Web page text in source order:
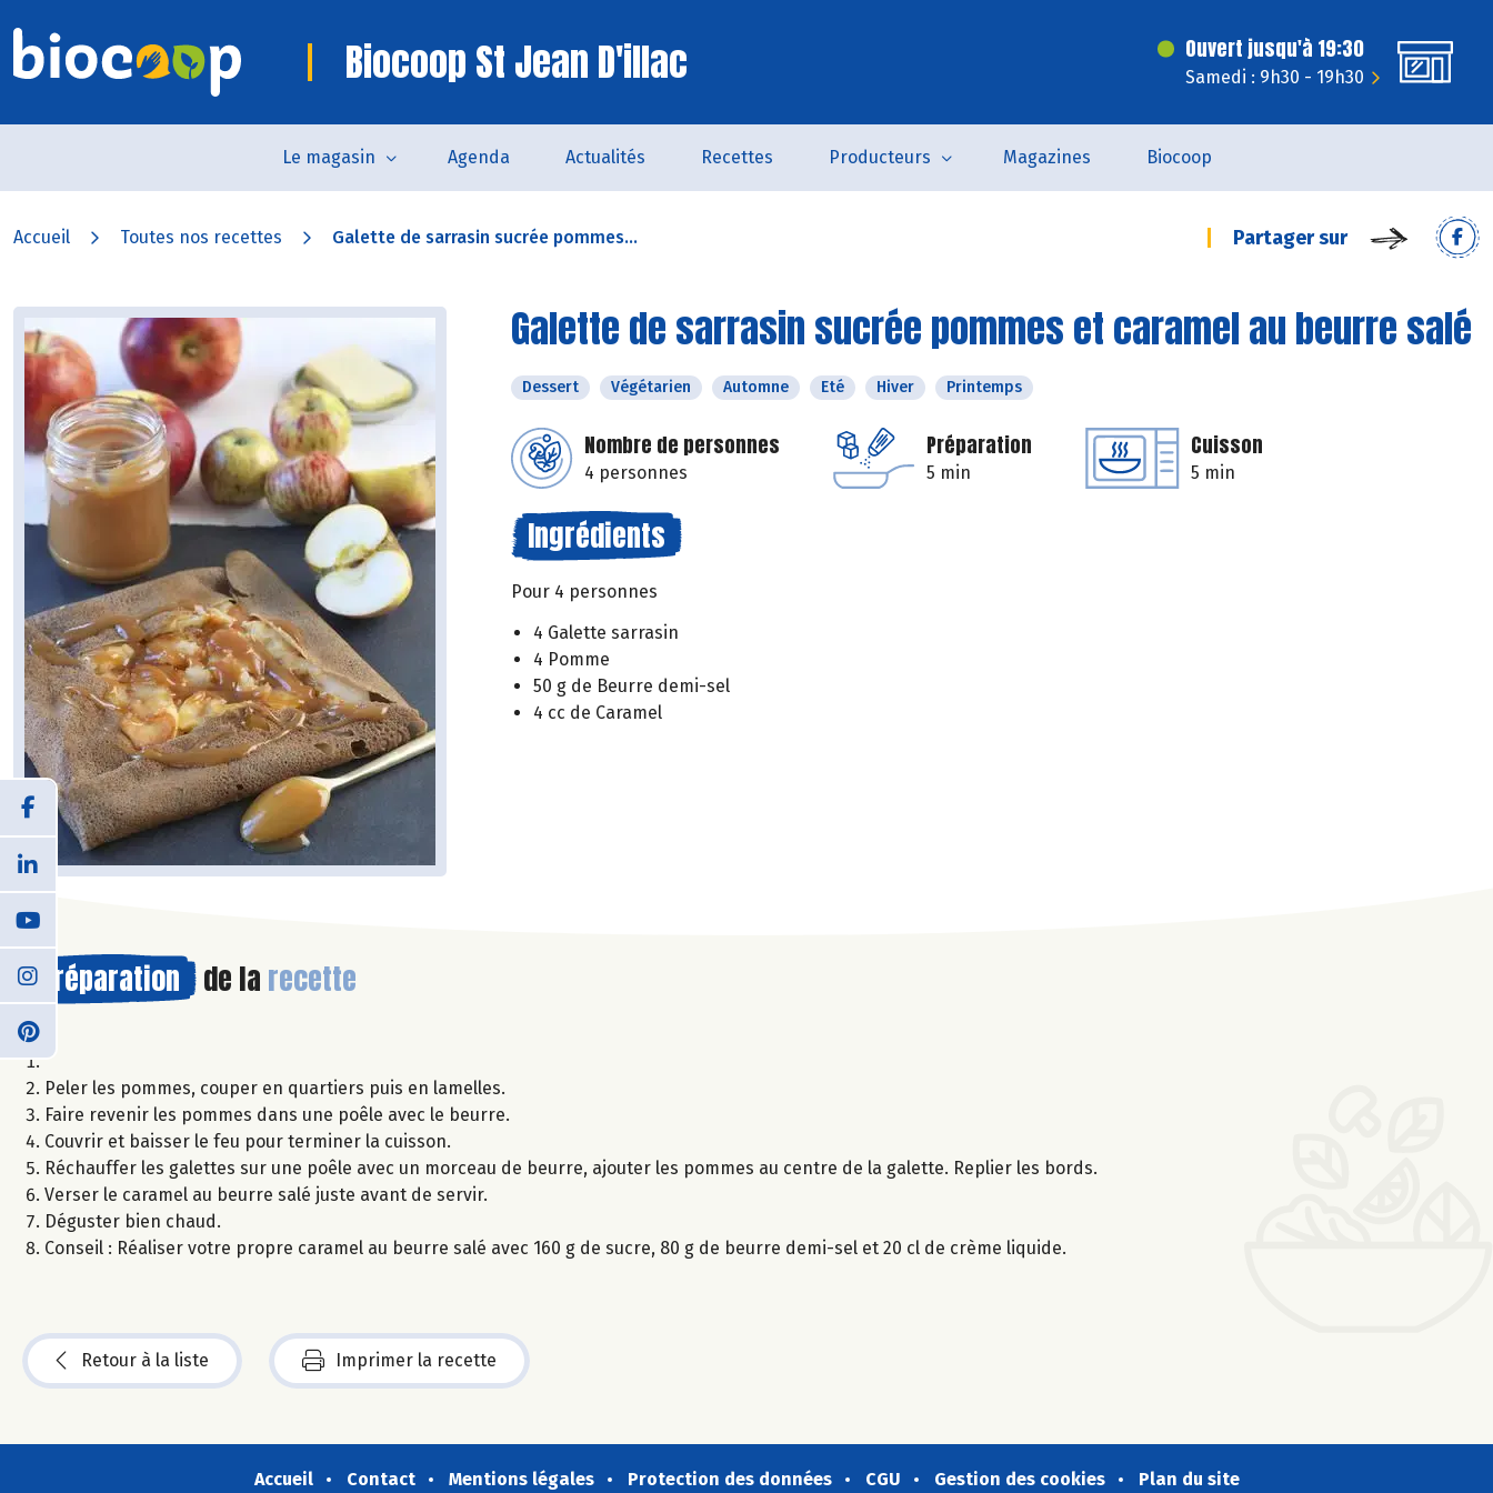
Biocoop St Jean D'illac Ouvert jusqu'à 19:30
Samedi : 9h30 - 19h30
Le magasin Agenda Actualités Recettes Producteurs Magazines Biocoop
Accueil Toutes nos recettes Galette de sarrasin sucrée pommes... Partager sur
Galette de sarrasin sucrée pommes et caramel au beurre salé
Dessert Végétarien Automne Eté Hiver Printemps
Nombre de personnes
4 personnes
Préparation
5 min
Cuisson
5 min
Ingrédients
Pour 4 personnes
4 Galette sarrasin
4 Pomme
50 g de Beurre demi-sel
4 cc de Caramel
Préparation de la recette
Peler les pommes, couper en quartiers puis en lamelles.
Faire revenir les pommes dans une poêle avec le beurre.
Couvrir et baisser le feu pour terminer la cuisson.
Réchauffer les galettes sur une poêle avec un morceau de beurre, ajouter les pommes au centre de la galette. Replier les bords.
Verser le caramel au beurre salé juste avant de servir.
Déguster bien chaud.
Conseil : Réaliser votre propre caramel au beurre salé avec 160 g de sucre, 80 g de beurre demi-sel et 20 cl de crème liquide.
Retour à la liste Imprimer la recette
Accueil Contact Mentions légales Protection des données CGU Gestion des cookies Plan du site